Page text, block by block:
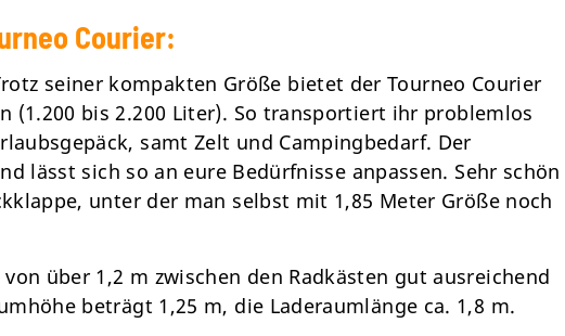
Courier:
seiner kompakten Größe bietet der Tourneo Courier
(1.200 bis 2.200 Liter). So transportiert ihr problemlos
samt Zelt und Campingbedarf. Der
lässt sich so an eure Bedürfnisse anpassen. Sehr schön
unter der man selbst mit 1,85 Meter Größe noch
über 1,2 m zwischen den Radkästen gut ausreichend
beträgt 1,25 m, die Laderaumlänge ca. 1,8 m.